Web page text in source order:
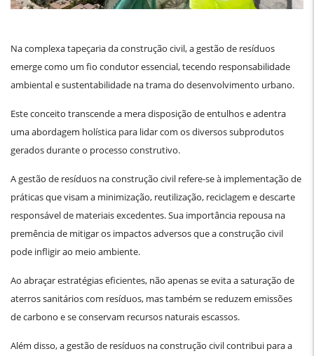
Na complexa tapeçaria da construção civil, a gestão de resíduos
emerge como um fio condutor essencial, tecendo responsabilidade
ambiental e sustentabilidade na trama do desenvolvimento urbano.
Este conceito transcende a mera disposição de entulhos e adentra
uma abordagem holística para lidar com os diversos subprodutos
gerados durante o processo construtivo.
A gestão de resíduos na construção civil refere-se à implementação de
práticas que visam a minimização, reutilização, reciclagem e descarte
responsável de materiais excedentes. Sua importância repousa na
premência de mitigar os impactos adversos que a construção civil
pode infligir ao meio ambiente.
Ao abraçar estratégias eficientes, não apenas se evita a saturação de
aterros sanitários com resíduos, mas também se reduzem emissões
de carbono e se conservam recursos naturais escassos.
Além disso, a gestão de resíduos na construção civil contribui para a